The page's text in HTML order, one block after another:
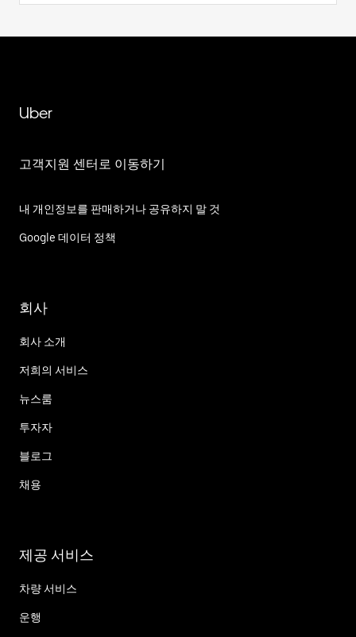
Uber
고객지원 센터로 이동하기
내 개인정보를 판매하거나 공유하지 말 것
Google 데이터 정책
회사
회사 소개
저희의 서비스
뉴스룸
투자자
블로그
채용
제공 서비스
차량 서비스
운행